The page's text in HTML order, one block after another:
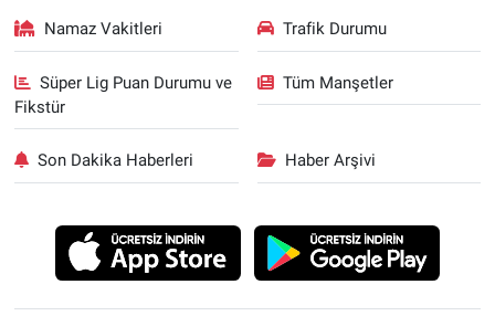
Namaz Vakitleri Trafik Durumu
Süper Lig Puan Durumu ve
Fikstür
Tüm Manşetler
Son Dakika Haberleri Haber Arşivi